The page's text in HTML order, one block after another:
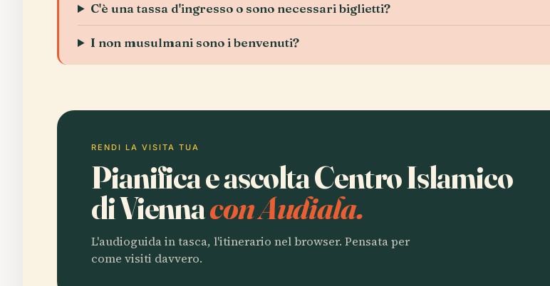
C'è una tassa d'ingresso o sono necessari biglietti?
I non musulmani sono i benvenuti?
RENDI LA VISITA TUA
Pianifica e ascolta Centro Islamico
di Viennacon Audiala.
L'audioguida in tasca, l'itinerario nel browser. Pensata per
come visiti davvero.